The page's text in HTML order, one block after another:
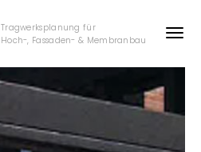
Tragwerksplanung für
Hoch-, Fassaden- & Membranbau